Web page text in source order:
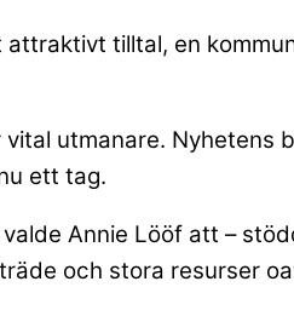
tilltal, en
utmanare. Nyhetens
ett tag.
Annie Lööf att –
och stora resurser